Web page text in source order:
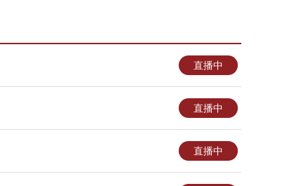
直播中
直播中
直播中